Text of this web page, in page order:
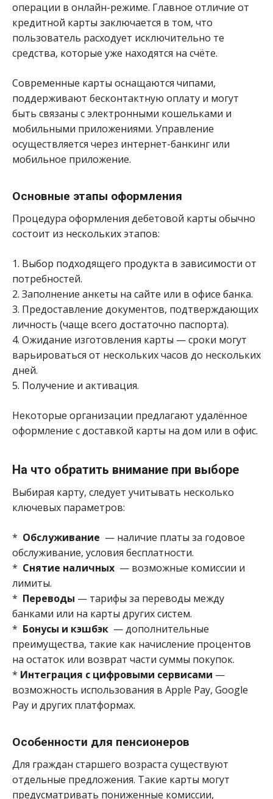
операции в онлайн-режиме. Главное отличие от
кредитной карты заключается в том, что
пользователь расходует исключительно те
средства, которые уже находятся на счёте.
Современные карты оснащаются чипами,
поддерживают бесконтактную оплату и могут
быть связаны с электронными кошельками и
мобильными приложениями. Управление
осуществляется через интернет-банкинг или
мобильное приложение.
Основные этапы оформления
Процедура оформления дебетовой карты обычно
состоит из нескольких этапов:
1. Выбор подходящего продукта в зависимости от
потребностей.
2. Заполнение анкеты на сайте или в офисе банка.
3. Предоставление документов, подтверждающих
личность (чаще всего достаточно паспорта).
4. Ожидание изготовления карты — сроки могут
варьироваться от нескольких часов до нескольких
дней.
5. Получение и активация.
Некоторые организации предлагают удалённое
оформление с доставкой карты на дом или в офис.
На что обратить внимание при выборе
Выбирая карту, следует учитывать несколько
ключевых параметров:
* Обслуживание — наличие платы за годовое
обслуживание, условия бесплатности.
* Снятие наличных — возможные комиссии и
лимиты.
* Переводы — тарифы за переводы между
банками или на карты других систем.
* Бонусы и кэшбэк — дополнительные
преимущества, такие как начисление процентов
на остаток или возврат части суммы покупок.
* Интеграция с цифровыми сервисами —
возможность использования в Apple Pay, Google
Pay и других платформах.
Особенности для пенсионеров
Для граждан старшего возраста существуют
отдельные предложения. Такие карты могут
предусматривать пониженные комиссии,